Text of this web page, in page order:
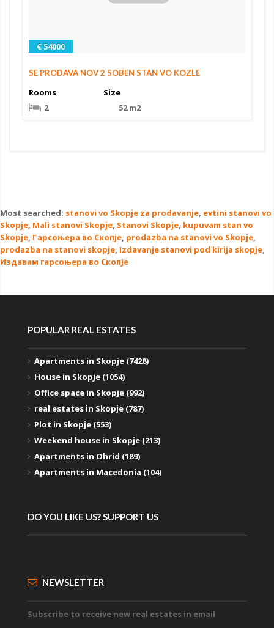
€ 54000
SE PRODAVA NOV 2 SOBEN STAN VO KOZLE
Rooms
2
Size
52 m2
Most searched: stanovi vo Skopje za prodavanje, evtini stanovi vo
Skopje, Mali stanovi Skopje, Stanovi Skopje, kupuvam stan vo
Skopje, Гарсоњера во Скопје, prodazba na stanovi vo Skopje,
prodazba na stanovi skopje, Izdavanje stanovi pod kirija skopje,
Издавам гарсоњера во Скопје
POPULAR REAL ESTATES
Apartments in Skopje (7428)
House in Skopje (1054)
Office space in Skopje (992)
real estates in Skopje (787)
Plot in Skopje (553)
Weekend house in Skopje (213)
Apartments in Ohrid (189)
Apartments in Macedonia (104)
DO YOU LIKE US? SUPPORT US
NEWSLETTER
Subscribe to receive new real estates in email